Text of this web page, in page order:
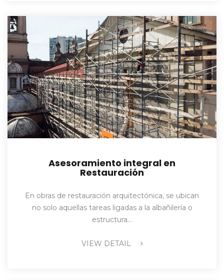
Asesoramiento integral en
Restauración
En obras de restauración arquitectónica, se ubican
no solo aquellas tareas ligadas a la albañilería o
estructura…
VIEW DETAIL